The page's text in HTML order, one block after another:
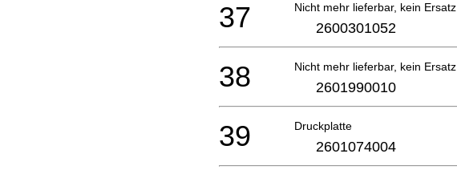
Nicht mehr lieferbar, kein Ersatz
37 2600301052
Nicht mehr lieferbar, kein Ersatz
38 2601990010
Druckplatte
39 2601074004